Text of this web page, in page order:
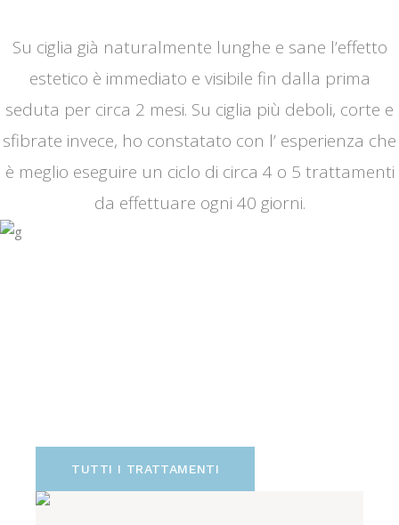
Su ciglia già naturalmente lunghe e sane l’effetto
estetico è immediato e visibile fin dalla prima
seduta per circa 2 mesi. Su ciglia più deboli, corte e
sfibrate invece, ho constatato con l’ esperienza che
è meglio eseguire un ciclo di circa 4 o 5 trattamenti
da effettuare ogni 40 giorni.
TUTTI I TRATTAMENTI